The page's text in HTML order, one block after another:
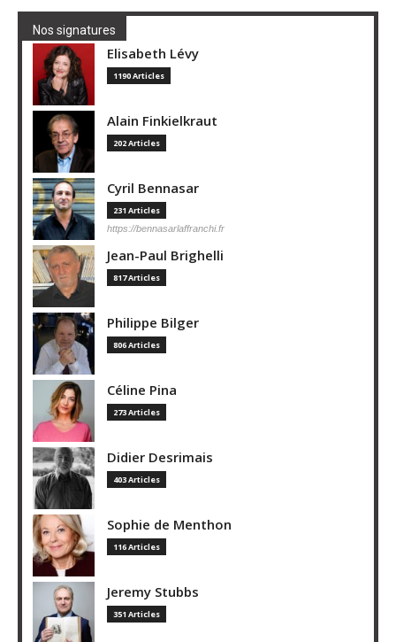
Nos signatures
Elisabeth Lévy
1190 Articles
Alain Finkielkraut
202 Articles
Cyril Bennasar
231 Articles
https://bennasarlaffranchi.fr
Jean-Paul Brighelli
817 Articles
Philippe Bilger
806 Articles
Céline Pina
273 Articles
Didier Desrimais
403 Articles
Sophie de Menthon
116 Articles
Jeremy Stubbs
351 Articles